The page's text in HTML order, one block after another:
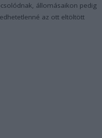
állomásaikon pedig
az ott eltöltött